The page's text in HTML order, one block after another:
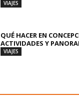
VIAJES
QUÉ HACER EN
ACTIVIDADES Y
VIAJES